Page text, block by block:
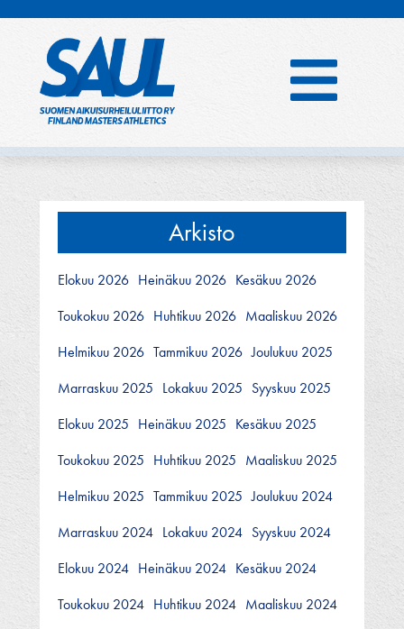
Arkisto
Elokuu 2026 Heinäkuu 2026 Kesäkuu 2026
Toukokuu 2026 Huhtikuu 2026 Maaliskuu 2026
Helmikuu 2026 Tammikuu 2026 Joulukuu 2025
Marraskuu 2025 Lokakuu 2025 Syyskuu 2025
Elokuu 2025 Heinäkuu 2025 Kesäkuu 2025
Toukokuu 2025 Huhtikuu 2025 Maaliskuu 2025
Helmikuu 2025 Tammikuu 2025 Joulukuu 2024
Marraskuu 2024 Lokakuu 2024 Syyskuu 2024
Elokuu 2024 Heinäkuu 2024 Kesäkuu 2024
Toukokuu 2024 Huhtikuu 2024 Maaliskuu 2024